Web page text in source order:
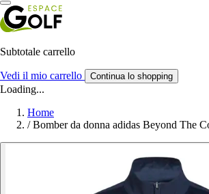
Subtotale carrello
Vedi il mio carrello Continua lo shopping
Loading...
Home
/ Bomber da donna adidas Beyond The